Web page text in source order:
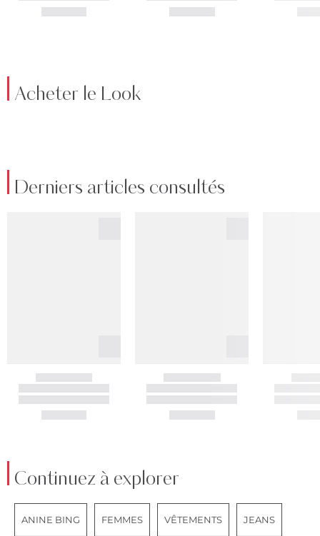
Acheter le Look
Derniers articles consultés
Continuez à explorer
ANINE BING FEMMES VÊTEMENTS JEANS